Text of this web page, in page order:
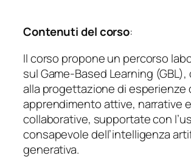
Contenuti del corso:
Il corso propone un percorso
sul Game-Based Learning
alla progettazione di esperienze
apprendimento attive, narrative e
collaborative, supportate con
consapevole dell’intelligenza
generativa.